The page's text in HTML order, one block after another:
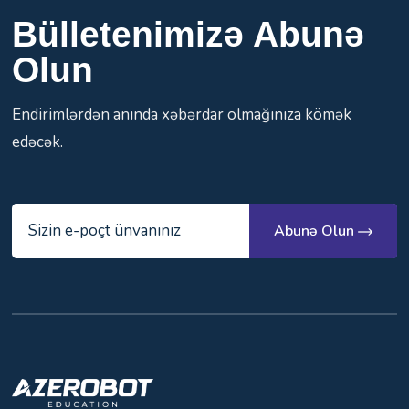
Bülletenimizə Abunə
Olun
Endirimlərdən anında xəbərdar olmağınıza kömək
edəcək.
Abunə Olun